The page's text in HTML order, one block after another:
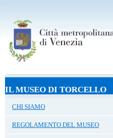
IL MUSEO DI TORCELLO
CHI SIAMO
REGOLAMENTO DEL MUSEO